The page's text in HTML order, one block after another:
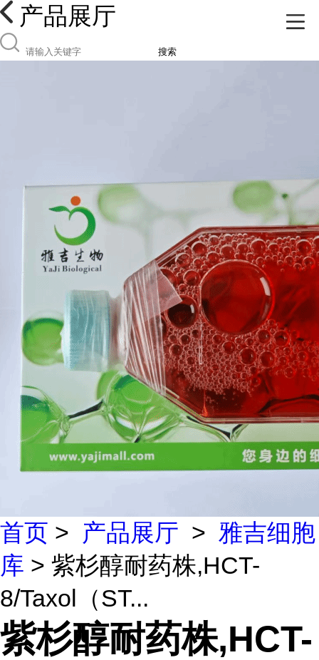
产品展厅
搜索
首页 > 产品展厅 > 雅吉细胞
库 > 紫杉醇耐药株,HCT-
8/Taxol（ST...
紫杉醇耐药株,HCT-